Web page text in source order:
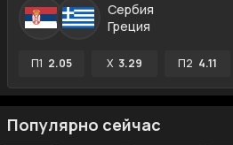
Сербия
Греция
П1 2.05 X 3.29 П2 4.11
Популярно сейчас